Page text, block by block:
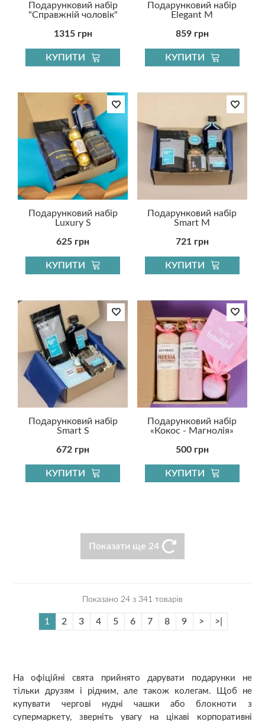
Подарунковий набір
"Справжній чоловік"
1315 грн
КУПИТИ
Подарунковий набір
Elegant M
859 грн
КУПИТИ
Подарунковий набір
Luxury S
625 грн
КУПИТИ
Подарунковий набір
Smart M
721 грн
КУПИТИ
Подарунковий набір
Smart S
672 грн
КУПИТИ
Подарунковий набір
«Кокос - Магнолія»
500 грн
КУПИТИ
Показати ще 24
Показано 24 з 341 товарів
1 2 3 4 5 6 7 8 9 > >|
На офіційні свята прийнято дарувати подарунки не
тільки друзям і рідним, але також колегам. Щоб не
купувати чергові нудні чашки або блокноти з
супермаркету, зверніть увагу на цікаві корпоративні